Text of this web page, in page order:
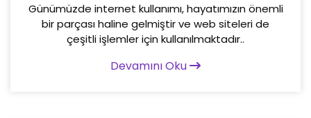
Günümüzde internet kullanımı, hayatımızın önemli
bir parçası haline gelmiştir ve web siteleri de
çeşitli işlemler için kullanılmaktadır..
Devamını Oku